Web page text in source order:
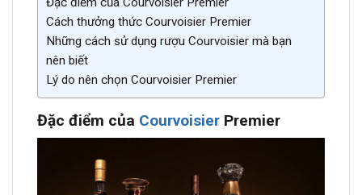
Cách thưởng thức Courvoisier Premier
Những cách sử dụng rượu Courvoisier mà bạn
nên biết
Lý do nên chọn Courvoisier Premier
Đặc điểm của Courvoisier Premier